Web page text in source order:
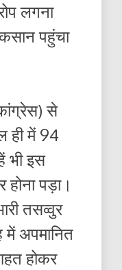
लगना
पहुंचा
से
ही में 94
भी इस
पड़ा।
तसव्वुर
में अपमानित
होकर